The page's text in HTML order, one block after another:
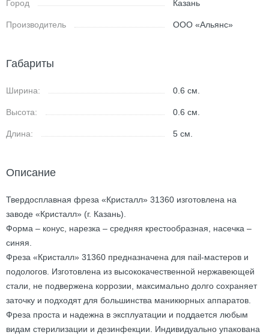
Город Казань
Производитель ООО «Альянс»
Габариты
Ширина: 0.6см.
Высота: 0.6см.
Длина: 5см.
Описание
Твердосплавная фреза «Кристалл» 31360 изготовлена на
заводе «Кристалл» (г. Казань).
Форма – конус, нарезка – средняя крестообразная, насечка –
синяя.
Фреза «Кристалл» 31360 предназначена для nail-мастеров и
подологов. Изготовлена из высококачественной нержавеющей
стали, не подвержена коррозии, максимально долго сохраняет
заточку и подходят для большинства маникюрных аппаратов.
Фреза проста и надежна в эксплуатации и поддается любым
видам стерилизации и дезинфекции. Индивидуально упакована